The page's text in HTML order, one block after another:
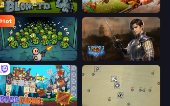
Bloons Tower Defense 4 Expansion Infinity Kingdom
Hot
Base Defence Battle Arena